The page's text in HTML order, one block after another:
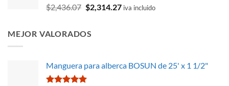
$231.63.$185.60.
$2,436.07 El
era:
$2,314.27Eliva incluido
MEJOR VALORADOS
Manguera para alberca BOSUN de 25' x 1 1/2"